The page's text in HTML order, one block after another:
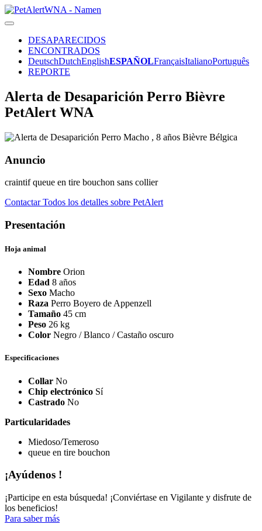
DESAPARECIDOS
ENCONTRADOS
DeutschDutchEnglishESPAÑOLFrançaisItalianoPortuguês
REPORTE
Alerta de Desaparición Perro Bièvre
PetAlert WNA
Anuncio
craintif queue en tire bouchon sans collier
ContactarTodos los detalles sobre PetAlert
Presentación
Hoja animal
Nombre Orion
Edad 8 años
Sexo Macho
Raza Perro Boyero de Appenzell
Tamaño 45 cm
Peso 26 kg
Color Negro / Blanco / Castaño oscuro
Especificaciones
Collar No
Chip electrónico Sí
Castrado No
Particularidades
Miedoso/Temeroso
queue en tire bouchon
¡Ayúdenos !
¡Participe en esta búsqueda! ¡Conviértase en Vigilante y disfrute de
los beneficios!
Para saber más